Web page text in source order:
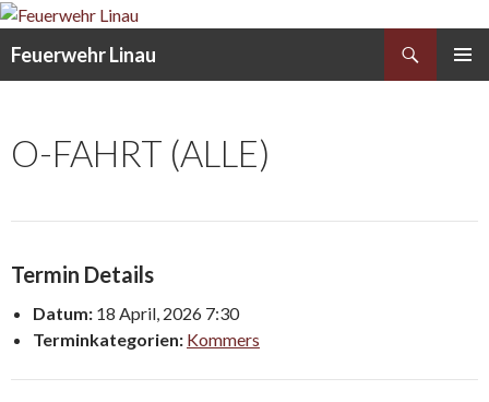
Feuerwehr Linau
O-FAHRT (ALLE)
Termin Details
Datum: 18 April, 2026 7:30
Terminkategorien: Kommers